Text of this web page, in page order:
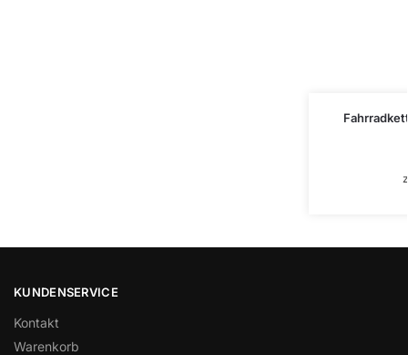
KUNDENSERVICE
Kontakt
Warenkorb